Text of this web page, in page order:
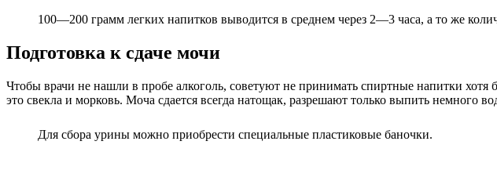
100—200 грамм легких напитков выводится в среднем через 2—3 часа, а то же
Подготовка к сдаче мочи
Чтобы врачи не нашли в пробе алкоголь, советуют не принимать спиртные напитки
это свекла и морковь. Моча сдается всегда натощак, разрешают только выпить немного
Для сбора урины можно приобрести специальные пластиковые баночки.